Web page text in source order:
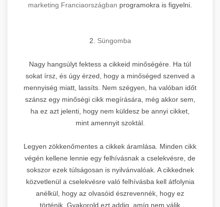
marketing Franciaországban programokra is figyelni.
2. Süngomba
Nagy hangsúlyt fektess a cikkeid minőségére. Ha túl
sokat írsz, és úgy érzed, hogy a minőséged szenved a
mennyiség miatt, lassíts. Nem szégyen, ha valóban időt
szánsz egy minőségi cikk megírására, még akkor sem,
ha ez azt jelenti, hogy nem küldesz be annyi cikket,
mint amennyit szoktál.
Legyen zökkenőmentes a cikkek áramlása. Minden cikk
végén kellene lennie egy felhívásnak a cselekvésre, de
sokszor ezek túlságosan is nyilvánvalóak. A cikkednek
közvetlenül a cselekvésre való felhívásba kell átfolynia
anélkül, hogy az olvasóid észrevennék, hogy ez
történik. Gyakorold ezt addig, amíg nem válik